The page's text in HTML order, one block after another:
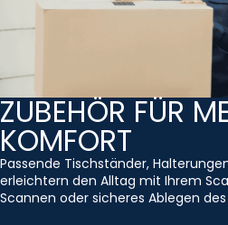
ZUBEHÖR FÜR
KOMFORT
Passende Tischständer,
erleichtern den Alltag mit Ihrem
Scannen oder sicheres Ablegen